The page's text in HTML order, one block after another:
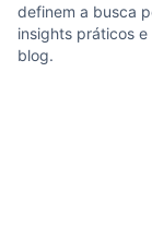
definem a busca
insights práticos
blog.